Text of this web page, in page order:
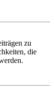
zu
die